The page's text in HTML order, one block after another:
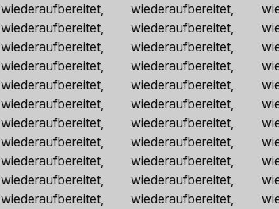
wiederaufbereitet, wiederaufbereitet,
wiederaufbereitet, wiederaufbereitet,
wiederaufbereitet, wiederaufbereitet,
wiederaufbereitet, wiederaufbereitet,
wiederaufbereitet, wiederaufbereitet,
wiederaufbereitet, wiederaufbereitet,
wiederaufbereitet, wiederaufbereitet,
wiederaufbereitet, wiederaufbereitet,
wiederaufbereitet, wiederaufbereitet,
wiederaufbereitet, wiederaufbereitet,
wiederaufbereitet, wiederaufbereitet,